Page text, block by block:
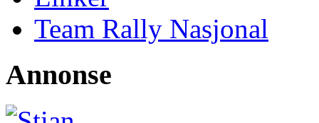
Team Rally Nasjonal
Annonse